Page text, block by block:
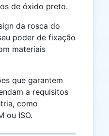
de óxido preto.
da rosca do
poder de fixação
materiais
que garantem
a requisitos
como
ou ISO.